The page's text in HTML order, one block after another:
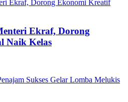
Ekraf, Dorong
Naik Kelas